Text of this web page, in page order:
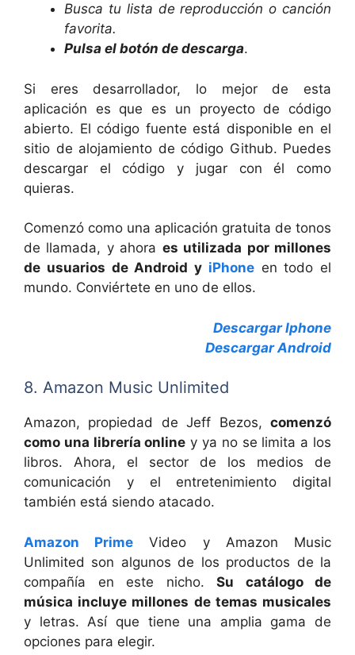
Busca tu lista de reproducción o canción
favorita.
Pulsa el botón de descarga.
Si eres desarrollador, lo mejor de esta
aplicación es que es un proyecto de código
abierto. El código fuente está disponible en el
sitio de alojamiento de código Github. Puedes
descargar el código y jugar con él como
quieras.
Comenzó como una aplicación gratuita de tonos
de llamada, y ahora es utilizada por millones
de usuarios de Android y iPhoneen todo el
mundo. Conviértete en uno de ellos.
Descargar Iphone
Descargar Android
8. Amazon Music Unlimited
Amazon, propiedad de Jeff Bezos, comenzó
como una librería online y ya no se limita a los
libros. Ahora, el sector de los medios de
comunicación y el entretenimiento digital
también está siendo atacado.
Amazon Prime Video y Amazon Music
Unlimited son algunos de los productos de la
compañía en este nicho. Su catálogo de
música incluye millones de temas musicales
y letras. Así que tiene una amplia gama de
opciones para elegir.